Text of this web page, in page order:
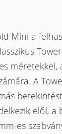
Mini a
A
elől, a
es